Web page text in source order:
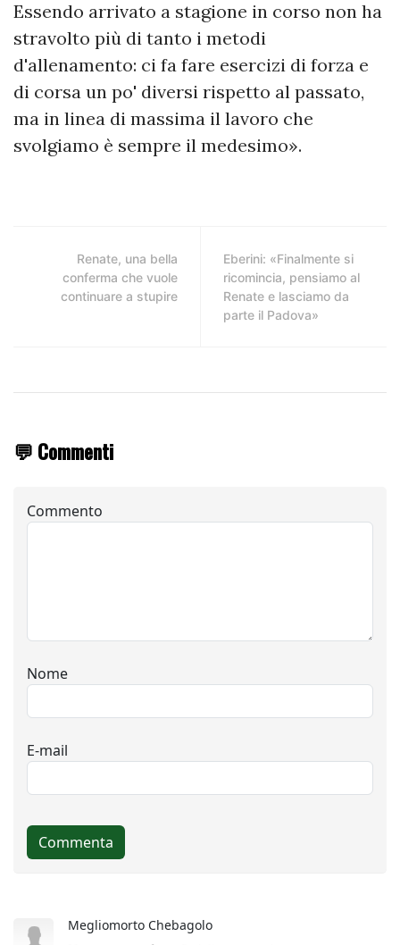
Essendo arrivato a stagione in corso non ha
stravolto più di tanto i metodi
d'allenamento: ci fa fare esercizi di forza e
di corsa un po' diversi rispetto al passato,
ma in linea di massima il lavoro che
svolgiamo è sempre il medesimo».
Renate, una bella
conferma che vuole
continuare a stupire
Eberini: «Finalmente si
ricomincia, pensiamo al
Renate e lasciamo da
parte il Padova»
💬 Commenti